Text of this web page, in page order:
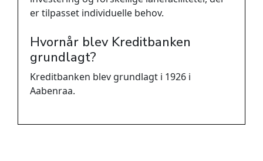
er tilpasset individuelle behov.
Hvornår blev Kreditbanken
grundlagt?
Kreditbanken blev grundlagt i 1926 i
Aabenraa.